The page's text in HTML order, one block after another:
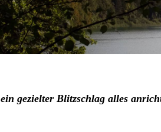
gezielter Blitzschlag alles